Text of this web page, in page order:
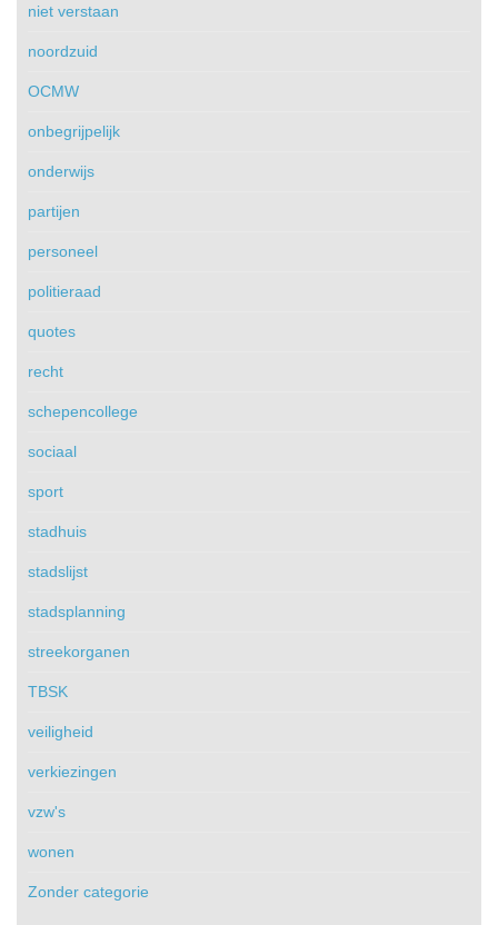
niet verstaan
noordzuid
OCMW
onbegrijpelijk
onderwijs
partijen
personeel
politieraad
quotes
recht
schepencollege
sociaal
sport
stadhuis
stadslijst
stadsplanning
streekorganen
TBSK
veiligheid
verkiezingen
vzw's
wonen
Zonder categorie